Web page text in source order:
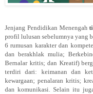
Jenjang Pendidikan Menengah
profil lulusan sebelumnya yang
6 rumusan karakter dan
dan berakhlak mulia;
Bernalar kritis; dan Kreatif)
terdiri dari: keimanan dan
kewargaan; penalaran kritis;
dan komunikasi. Selain itu